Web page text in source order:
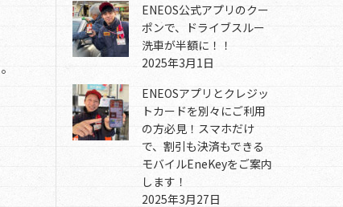
ENEOS公式アプリのクー
ポンで、ドライブスルー
洗車が半額に！！
2025年3月1日
ENEOSアプリとクレジッ
トカードを別々にご利用
の方必見！スマホだけ
で、割引も決済もできる
モバイルEneKeyをご案内
します！
2025年3月27日